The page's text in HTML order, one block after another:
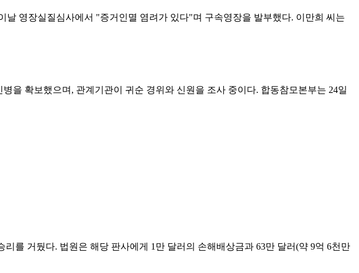
영장실질심사에서 "증거인멸 염려가 있다"며 구속영장을 발부했다. 이만희 씨는
을 확보했으며, 관계기관이 귀순 경위와 신원을 조사 중이다. 합동참모본부는 24일
를 거뒀다. 법원은 해당 판사에게 1만 달러의 손해배상금과 63만 달러(약 9억 6천만